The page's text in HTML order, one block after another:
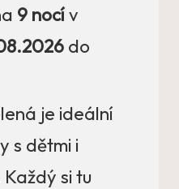
9 nocív
do
je ideální
s dětmi i
si tu